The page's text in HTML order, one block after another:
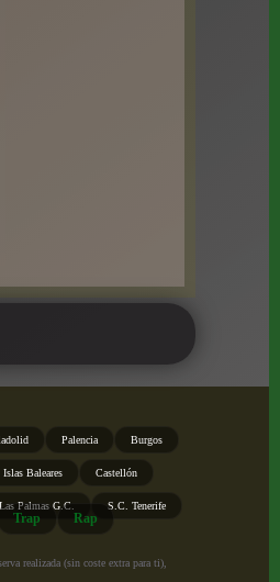
Palencia Burgos
Islas Baleares Castellón
Las Palmas G.C. S.C. Tenerife
Trap Rap
realizada (sin coste extra para ti),